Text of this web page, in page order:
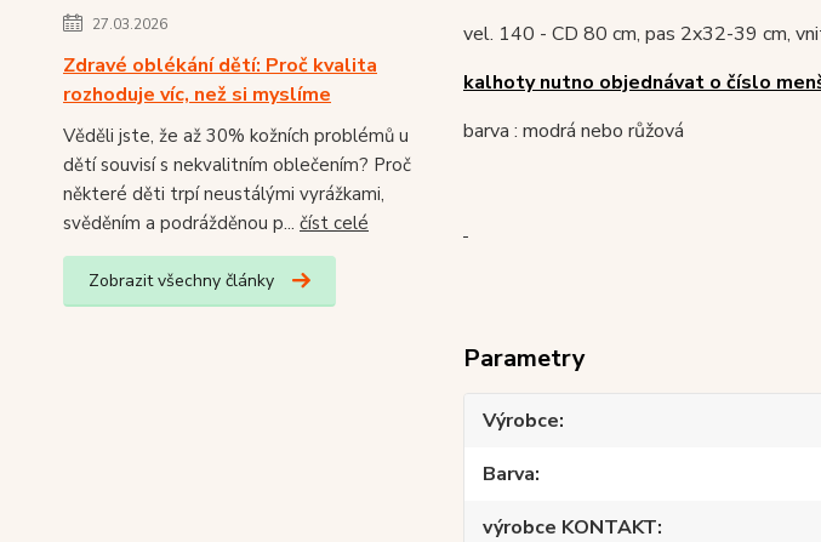
27.03.2026
Zdravé oblékání dětí: Proč kvalita
rozhoduje víc, než si myslíme
Věděli jste, že až 30% kožních problémů u
dětí souvisí s nekvalitním oblečením? Proč
některé děti trpí neustálými vyrážkami,
svěděním a podrážděnou p... číst celé
Zobrazit všechny články
vel. 140 - CD 80 cm, pas 2x32-39 cm,
kalhoty nutno objednávat o číslo
barva : modrá nebo růžová
Parametry
Výrobce
Barva
výrobce KONTAKT